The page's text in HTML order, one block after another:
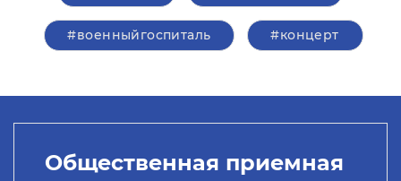
#военныйгоспиталь #концерт
Общественная приемная